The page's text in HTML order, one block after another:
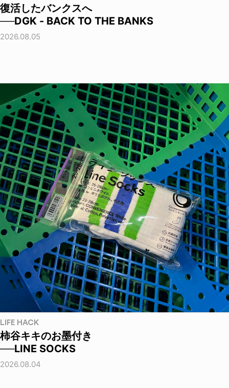
復活したバンクスへ
──DGK - BACK TO THE BANKS
2026.08.05
LIFE HACK
柿谷キキのお墨付き
──LINE SOCKS
2026.08.04